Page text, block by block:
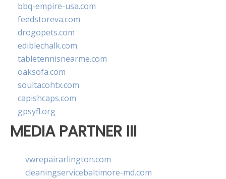
bbq-empire-usa.com
feedstoreva.com
drogopets.com
ediblechalk.com
tabletennisnearme.com
oaksofa.com
soultacohtx.com
capishcaps.com
gpsyfl.org
MEDIA PARTNER III
vwrepairarlington.com
cleaningservicebaltimore-md.com